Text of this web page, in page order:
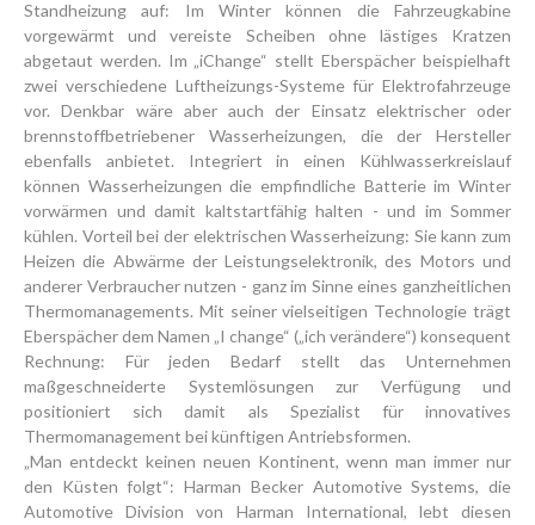
Standheizung auf: Im Winter können die Fahrzeugkabine
vorgewärmt und vereiste Scheiben ohne lästiges Kratzen
abgetaut werden. Im „iChange“ stellt Eberspächer beispielhaft
zwei verschiedene Luftheizungs-Systeme für Elektrofahrzeuge
vor. Denkbar wäre aber auch der Einsatz elektrischer oder
brennstoffbetriebener Wasserheizungen, die der Hersteller
ebenfalls anbietet. Integriert in einen Kühlwasserkreislauf
können Wasserheizungen die empfindliche Batterie im Winter
vorwärmen und damit kaltstartfähig halten - und im Sommer
kühlen. Vorteil bei der elektrischen Wasserheizung: Sie kann zum
Heizen die Abwärme der Leistungselektronik, des Motors und
anderer Verbraucher nutzen - ganz im Sinne eines ganzheitlichen
Thermomanagements. Mit seiner vielseitigen Technologie trägt
Eberspächer dem Namen „I change“ („ich verändere“) konsequent
Rechnung: Für jeden Bedarf stellt das Unternehmen
maßgeschneiderte Systemlösungen zur Verfügung und
positioniert sich damit als Spezialist für innovatives
Thermomanagement bei künftigen Antriebsformen.
„Man entdeckt keinen neuen Kontinent, wenn man immer nur
den Küsten folgt“: Harman Becker Automotive Systems, die
Automotive Division von Harman International, lebt diesen